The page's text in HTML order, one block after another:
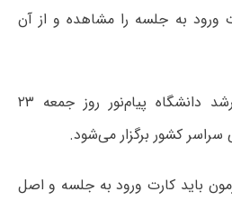
به جلسه را مشاهده و از آن
آزمون فراگیر کارشناسی ارشد دانشگاه پیام‌نور روز جمعه ۲۳
سراسر کشور برگزار می‌شود.
باید کارت ورود به جلسه و اصل